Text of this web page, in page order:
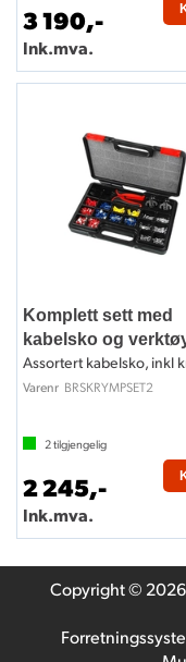
3 190,-
Ink.mva.
Komplett sett med
kabelsko og
Varenr BRSKRYMPSET2
2tilgjengelig
2 245,-
Ink.mva.
Copyright © 2026